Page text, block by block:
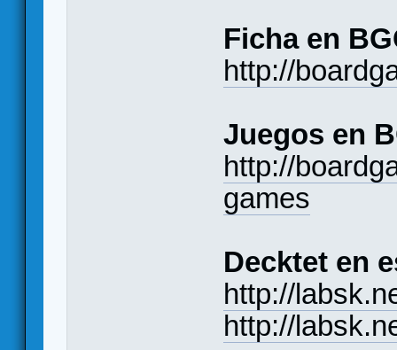
Ficha en
http://
Juegos en
http://
games
Decktet en
http://
http://